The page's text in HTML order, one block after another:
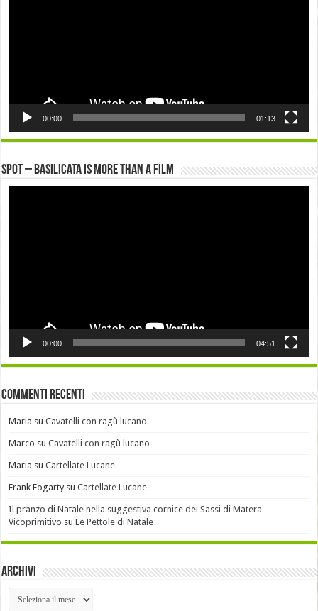
00:00 01:13
Spot – Basilicata is more than a Film
00:00 04:51
Commenti recenti
Maria suCavatelli con ragù lucano
Marco suCavatelli con ragù lucano
Maria suCartellate Lucane
Frank FogartysuCartellate Lucane
Il pranzo di Natale nella suggestiva cornice dei Sassi di Matera –
Vicoprimitivo suLe Pettole di Natale
Archivi
Archivi